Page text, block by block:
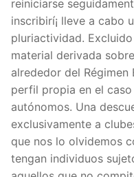
reiniciarse
inscribirí¡ lleve a cabo
pluriactividad.
material derivada
alrededor del Régimen
perfil propia en el
autónomos. Una
exclusivamente a
que nos lo olvidemos
tengan individuos